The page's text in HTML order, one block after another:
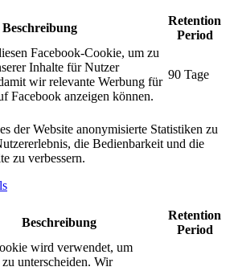
Beschreibung
Retention
Period
Facebook-Cookie, um zu
Inhalte für Nutzer
wir relevante Werbung für
Facebook anzeigen können.
90 Tage
der Website anonymisierte Statistiken zu
die Bedienbarkeit und die
zu verbessern.
Beschreibung
Retention
Period
wird verwendet, um
unterscheiden. Wir